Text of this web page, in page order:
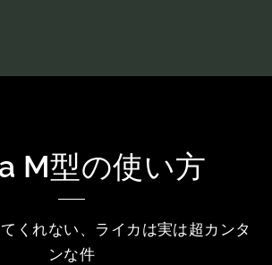
M型の使い方
くれない、ライカは実は超カンタ
ンな件